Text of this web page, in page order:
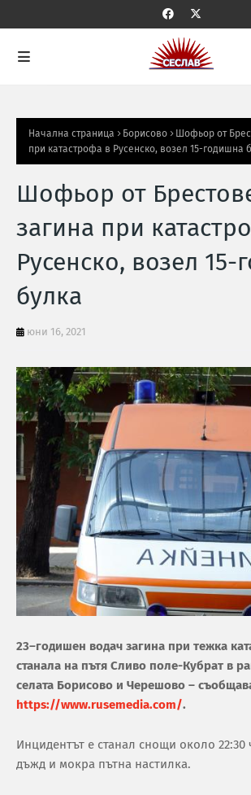
Начална страница Борисово
Шофьор от
при катастрофа в Русенско, возел 15-годишна
Шофьор от
загина при
Русенско, возел
булка
юни 16, 2021
23–годишен водач загина при тежка
станала на пътя Сливо поле-Кубрат в
селата Борисово и Черешово –
https://www.rusemedia.com/.
Инцидентът е станал снощи около
дъжд и мокра пътна настилка.